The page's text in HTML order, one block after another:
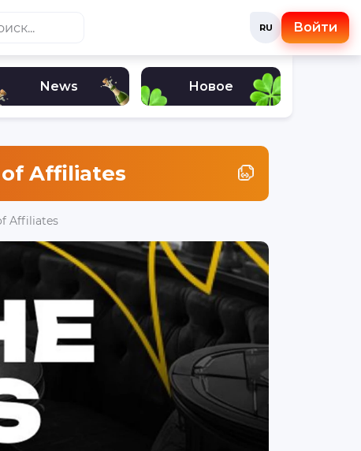
RU Войти
News Новое
of Affiliates
Affiliates